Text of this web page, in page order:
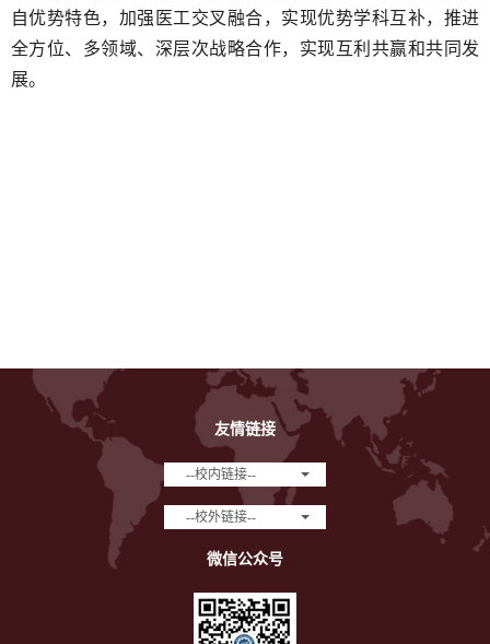
自优势特色，加强医工交叉融合，实现优势学科互补，推进
全方位、多领域、深层次战略合作，实现互利共赢和共同发
展。
友情链接
--校内链接--
--校外链接--
微信公众号